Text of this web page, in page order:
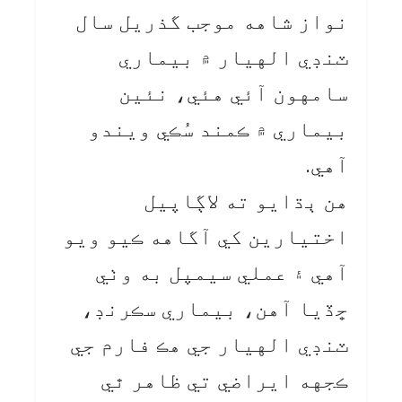
نواز شاهه موجب گذريل سال
ٽنڊي الهيار ۾ بيماري
سامهون آئي هئي، نئين
بيماري ۾ ڪمند سُڪي ويندو
آهي.
هن ٻڌايو ته لاڳاپيل
اختيارين کي آگاهه ڪيو ويو
آهي ۽ عملي سيمپل به وٺي
ڇڏيا آهن، بيماري سڪرنڊ،
ٽنڊي الهيار جي هڪ فارم جي
ڪجهه ايراضي تي ظاهر ٿي